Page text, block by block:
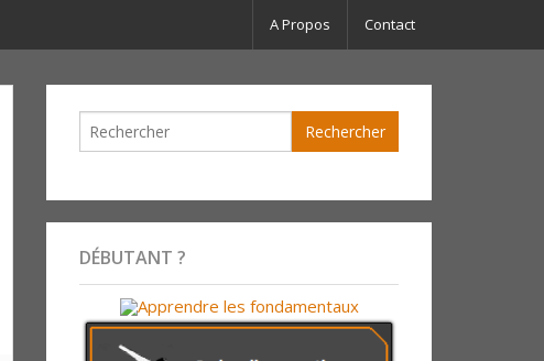
A Propos Contact
DÉBUTANT ?